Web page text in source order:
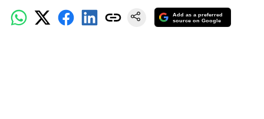
Add as a preferred
source on Google